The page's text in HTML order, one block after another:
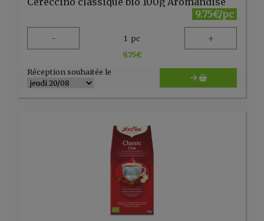
9.75€/pc
- 1 pc +
9.75€
Réception souhaitée le